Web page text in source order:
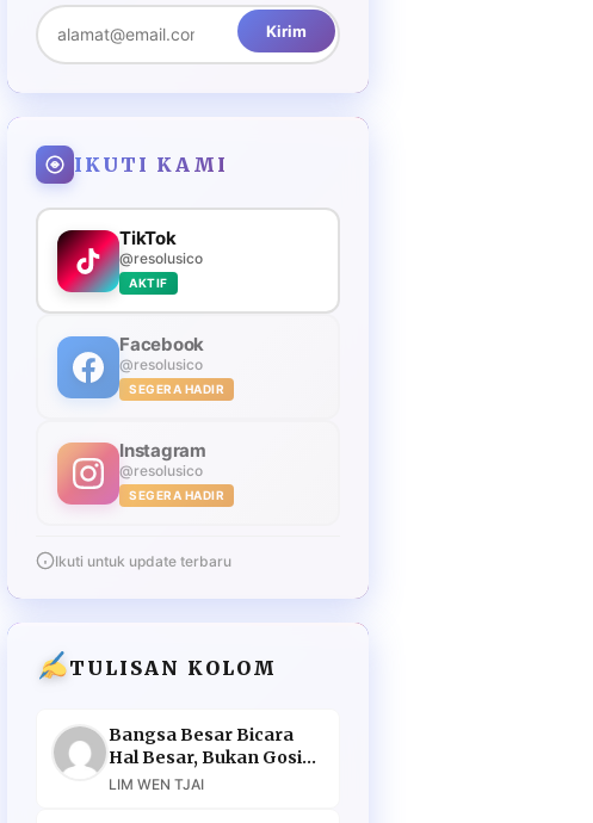
Kirim
IKUTI KAMI
TikTok
@resolusico
AKTIF
Facebook
@resolusico
SEGERA HADIR
Instagram
@resolusico
SEGERA HADIR
Ikuti untuk update terbaru
TULISAN KOLOM
Bangsa Besar Bicara
Hal Besar, Bukan Gosip
Murahan
LIM WEN TJAI